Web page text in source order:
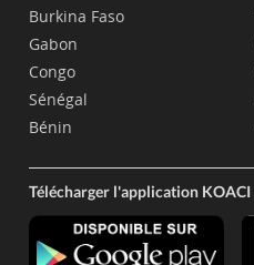
Burkina Faso
Gabon
Congo
Sénégal
Bénin
Télécharger l'application KOACI